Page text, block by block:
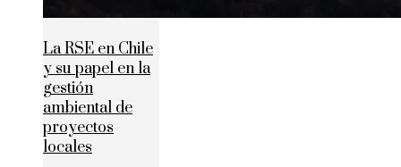
La RSE en Chile
y su papel en la
gestión
ambiental de
proyectos
locales